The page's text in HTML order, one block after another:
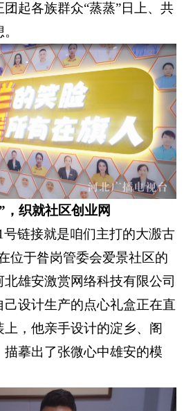
起各族群众“蒸蒸”日上、共
，织就社区创业网
号链接就是咱们主打的大溵古
于昝岗管委会爱景社区的
雄安激赏网络科技有限公司
设计生产的点心礼盒正在直
，他亲手设计的淀乡、阁
摹出了张微心中雄安的模